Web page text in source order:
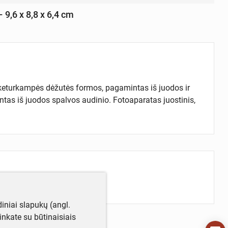
x 8,8 x 6,4 cm
dėžutės formos, pagamintas iš juodos ir
iš juodos spalvos audinio. Fotoaparatas juostinis,
slapukų (angl.
su būtinaisiais